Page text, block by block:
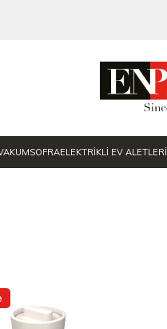
SOFRAELEKTRİKLİ EV ALETLERİ